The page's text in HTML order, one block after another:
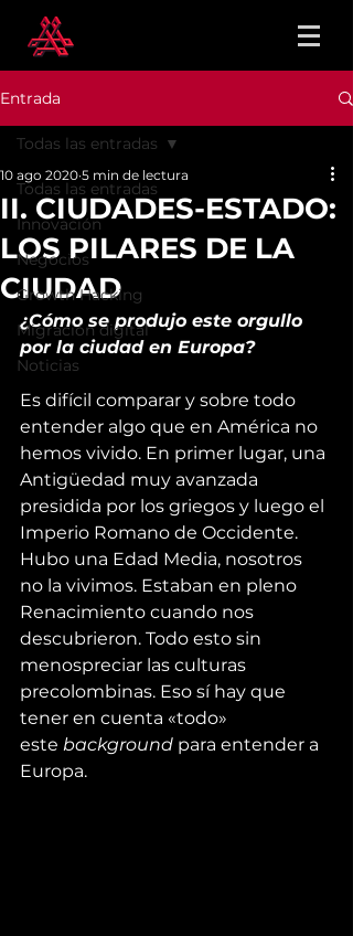
Entrada
Todas las entradas
Innovación
Negocios
Growth Hacking
Migración digital
Noticias
Todas las entradas
II. CIUDADES-ESTADO:
LOS PILARES DE LA
CIUDAD
10 ago 2020 5 min de lectura
¿Cómo se produjo este orgullo
por la ciudad en Europa?
Es difícil comparar y sobre todo
entender algo que en América no
hemos vivido. En primer lugar, una
Antigüedad muy avanzada
presidida por los griegos y luego el
Imperio Romano de Occidente.
Hubo una Edad Media, nosotros
no la vivimos. Estaban en pleno
Renacimiento cuando nos
descubrieron. Todo esto sin
menospreciar las culturas
precolombinas. Eso sí hay que
tener en cuenta «todo»
este background para entender a
Europa.